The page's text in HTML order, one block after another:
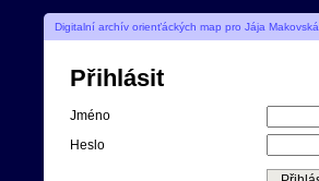
Digitalní archív orienťáckých map pro Jája Makovská
Přihlásit
Jméno
Heslo